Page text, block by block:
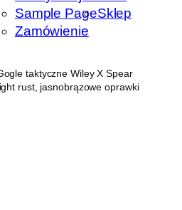
Sample PageSklep
Zamówienie
taktyczne Wiley X Spear
rust, jasnobrązowe oprawki